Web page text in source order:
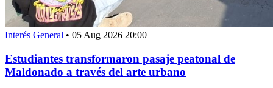
Interés General • 05 Aug 2026 20:00
Estudiantes transformaron pasaje peatonal de
Maldonado a través del arte urbano